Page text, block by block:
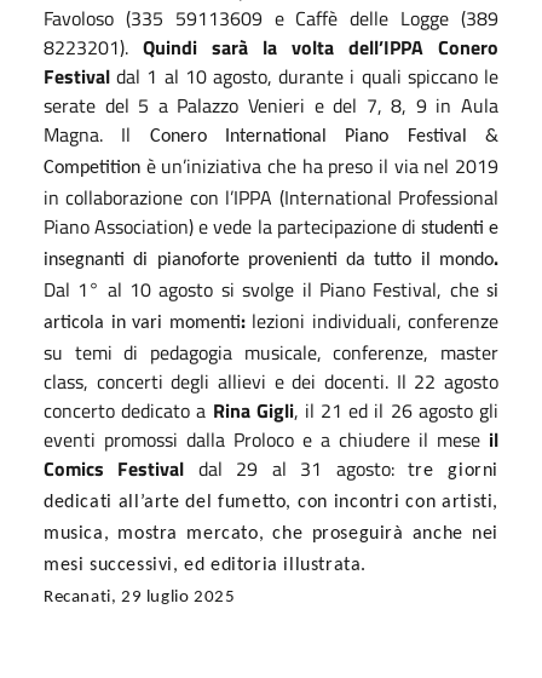
Favoloso (335 59113609 e Caffè delle Logge (389
8223201). Quindi sarà la volta dell’IPPA Conero
Festival dal 1 al 10 agosto, durante i quali spiccano le
serate del 5 a Palazzo Venieri e del 7, 8, 9 in Aula
Magna. Il
Conero International Piano Festival &
Competition è un’iniziativa che ha preso il via nel 2019
in collaborazione con l’IPPA (International Professional
Piano Association) e vede la partecipazione di studenti e
insegnanti di pianoforte provenienti da tutto il mondo.
Dal 1° al 10 agosto si svolge il Piano Festival, che si
articola in vari momenti: lezioni individuali, conferenze
su temi di pedagogia musicale, conferenze, master
class, concerti degli allievi e dei docenti. Il 22 agosto
concerto dedicato a Rina Gigli, il 21 ed il 26 agosto gli
eventi promossi dalla Proloco e a chiudere il mese il
Comics Festival dal 29 al 31 agosto:tre giorni
dedicati all’arte del fumetto, con incontri con artisti,
musica, mostra mercato, che proseguirà anche nei
mesi successivi, ed editoria illustrata.
Recanati, 29 luglio 2025